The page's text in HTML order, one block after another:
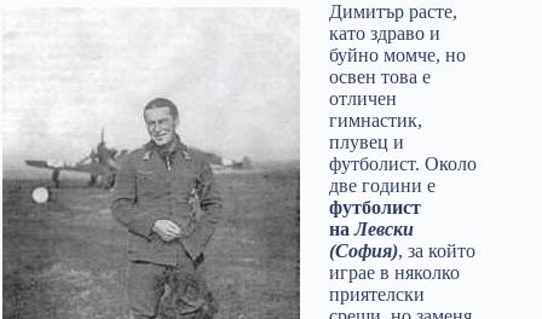
Димитър расте,
като здраво и
буйно момче, но
освен това е
отличен
гимнастик,
плувец и
футболист. Около
две години е
футболист
на Левски
(София), за който
играе в няколко
приятелски